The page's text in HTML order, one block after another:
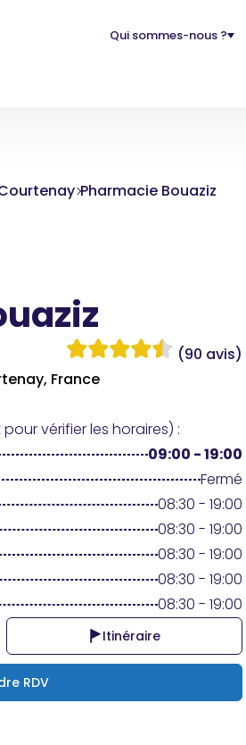
Qui sommes-nous ?
Pharmacie Bouaziz
(90 avis)
France
vérifier les horaires) :
09:00 - 19:00
Fermé
08:30 - 19:00
08:30 - 19:00
08:30 - 19:00
08:30 - 19:00
08:30 - 19:00
Itinéraire
RDV